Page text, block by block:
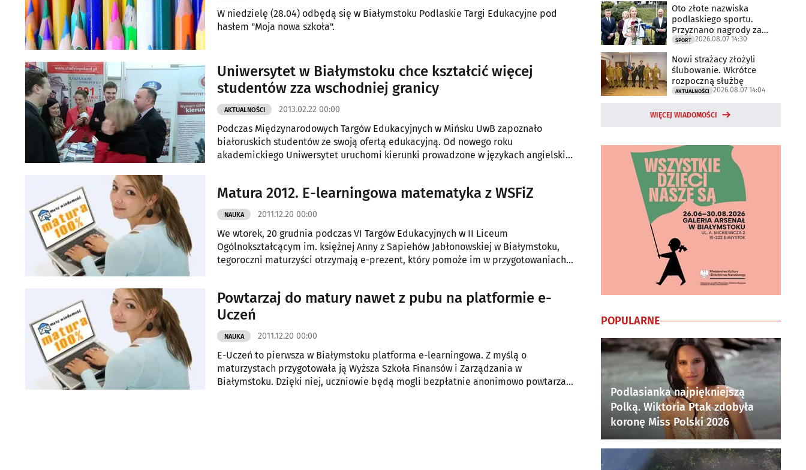
W niedzielę (28.04) odbędą się w Białymstoku Podlaskie Targi Edukacyjne pod
hasłem "Moja nowa szkoła".
Uniwersytet w Białymstoku chce kształcić więcej
studentów zza wschodniej granicy
AKTUALNOŚCI 2013.02.22 00:00
Podczas Międzynarodowych Targów Edukacyjnych w Mińsku UwB zapoznało
białoruskich studentów ze swoją ofertą edukacyjną. Od nowego roku
akademickiego Uniwersytet uruchomi kierunki prowadzone w językach angielskim
Matura 2012. E-learningowa matematyka z WSFiZ
NAUKA 2011.12.20 00:00
We wtorek, 20 grudnia podczas VI Targów Edukacyjnych w II Liceum
Ogólnokształcącym im. księżnej Anny z Sapiehów Jabłonowskiej w Białymstoku,
tegoroczni maturzyści otrzymają e-prezent, który pomoże im w przygotowaniach
Powtarzaj do matury nawet z pubu na platformie e-
Uczeń
NAUKA 2011.12.20 00:00
E-Uczeń to pierwsza w Białymstoku platforma e-learningowa. Z myślą o
maturzystach przygotowała ją Wyższa Szkoła Finansów i Zarządzania w
Białymstoku. Dzięki niej, uczniowie będą mogli bezpłatnie anonimowo powtarzać
Oto złote nazwiska
podlaskiego sportu.
Przyznano nagrody za
2025 rok
SPORT 2026.08.07 14:30
Nowi strażacy złożyli
ślubowanie. Wkrótce
rozpoczną służbę
AKTUALNOŚCI 2026.08.07 14:04
WIĘCEJ WIADOMOŚCI
POPULARNE
Podlasianka najpiękniejszą
Polką. Wiktoria Ptak zdobyła
koronę Miss Polski 2026